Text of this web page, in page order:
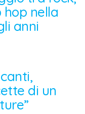
nella
anni
canti,
di un